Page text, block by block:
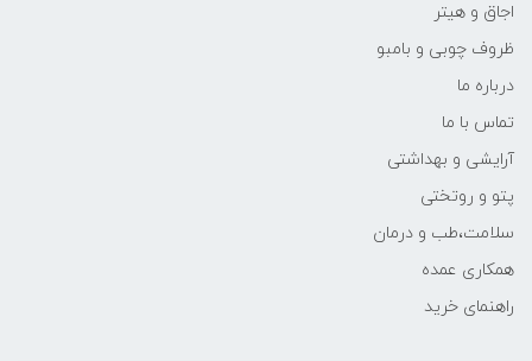
اجاق و هیتر
ظروف چوبی و بامبو
درباره ما
تماس با ما
آرایشی و بهداشتی
پتو و روتختی
سلامت،طب و درمان
همکاری عمده
راهنمای خرید